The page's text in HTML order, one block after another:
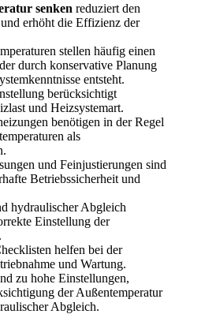
senken reduziert den
erhöht die Effizienz der
stellen häufig einen
durch konservative Planung
entsteht.
berücksichtigt
und Heizsystemart.
benötigen in der Regel
als
und Feinjustierungen sind
Betriebssicherheit und
hydraulischer Abgleich
Einstellung der
helfen bei der
und Wartung.
zu hohe Einstellungen,
der Außentemperatur
Abgleich.